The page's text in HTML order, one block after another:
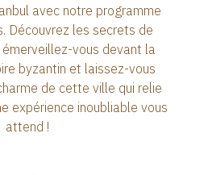
avec notre programme
Découvrez les secrets de
émerveillez-vous devant la
byzantin et laissez-vous
de cette ville qui relie
expérience inoubliable vous
attend !